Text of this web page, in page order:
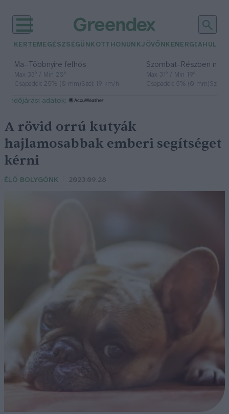
KERTEM EGÉSZSÉGÜNK OTTHONUNKJÖVŐNK ENERGIA
Ma– Többnyire felhős
Max 33° / Min 20°
Csapadék: 25% (0 mm)Szél: 19 km/h
Szombat– Részben
Max 31° / Min 19°
Csapadék: 5% (0 mm)Szél:
időjárási adatok:
A rövid orrú kutyák
hajlamosabbak emberi segítséget
kérni
ÉLŐ BOLYGÓNK 2023.09.28